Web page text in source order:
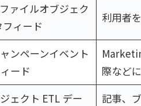
ァイルオブジェク
フィード
利用者
ンペーンイベント
ード
際など
ェクト ETL デー
記事、